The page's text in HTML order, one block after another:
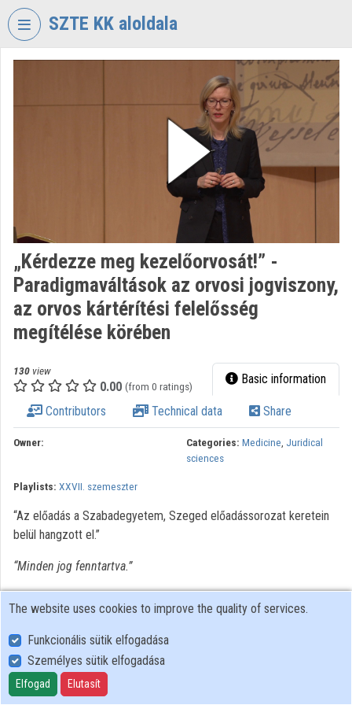
Skip header
SZTE KK aloldala
Organization discovery
Categories
Organizations
Contributors
„Kérdezze meg kezelőorvosát!” -
Paradigmaváltások az orvosi jogviszony,
az orvos kártérítési felelősség
megítélése körében
130 view
0.00 (from 0 ratings) Basic information
Contributors Technical data Share
Owner: Categories: Medicine, Juridical
sciences
Playlists: XXVII. szemeszter
“Az előadás a Szabadegyetem, Szeged előadássorozat keretein
belül hangzott el.”
“Minden jog fenntartva.”
User Policy
Adatkezelési tájékoztató (en)
Cookie Policy
The website uses cookies to improve the quality of services.
Funkcionális sütik elfogadása
Személyes sütik elfogadása
Elfogad Elutasít